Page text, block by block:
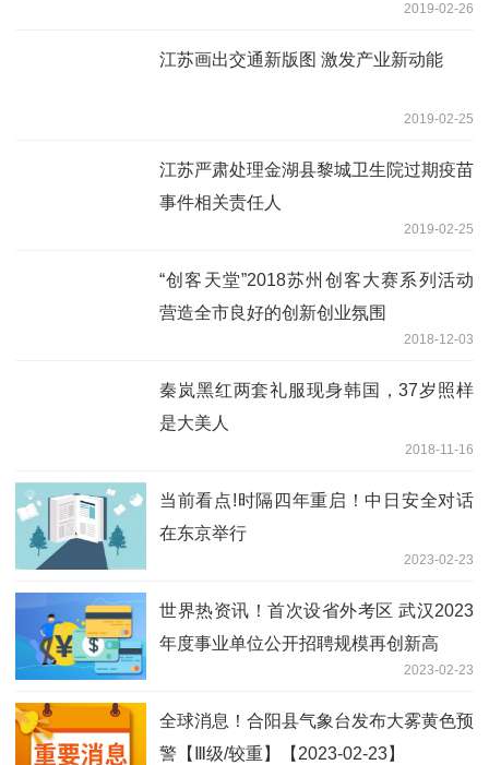
2019-02-26
江苏画出交通新版图 激发产业新动能
2019-02-25
江苏严肃处理金湖县黎城卫生院过期疫苗
事件相关责任人
2019-02-25
“创客天堂”2018苏州创客大赛系列活动
营造全市良好的创新创业氛围
2018-12-03
秦岚黑红两套礼服现身韩国，37岁照样
是大美人
2018-11-16
当前看点!时隔四年重启！中日安全对话
在东京举行
2023-02-23
世界热资讯！首次设省外考区 武汉2023
年度事业单位公开招聘规模再创新高
2023-02-23
全球消息！合阳县气象台发布大雾黄色预
警【Ⅲ级/较重】【2023-02-23】